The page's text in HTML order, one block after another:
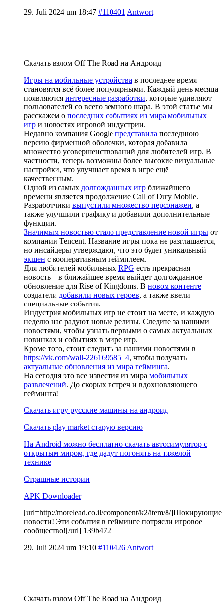
29. Juli 2024 um 18:47 #110401 Antwort
Скачать взлом Off The Road на Андроид
Игры на мобильные устройства в последнее время
становятся всё более популярными. Каждый день месяца
появляются интересные разработки, которые удивляют
пользователей со всего земного шара. В этой статье мы
расскажем о последних событиях из мира мобильных
игр и новостях игровой индустрии.
Недавно компания Google представила последнюю
версию фирменной оболочки, которая добавила
множество усовершенствований для любителей игр. В
частности, теперь возможны более высокие визуальные
настройки, что улучшает время в игре ещё
качественным.
Одной из самых долгожданных игр ближайшего
времени является продолжение Call of Duty Mobile.
Разработчики выпустили множество персонажей, а
также улучшили графику и добавили дополнительные
функции.
Значимым новостью стало представление новой игры от
компании Tencent. Название игры пока не разглашается,
но инсайдеры утверждают, что это будет уникальный
экшен с кооперативным геймплеем.
Для любителей мобильных RPG есть прекрасная
новость – в ближайшее время выйдет долгожданное
обновление для Rise of Kingdoms. В новом контенте
создатели добавили новых героев, а также ввели
специальные события.
Индустрия мобильных игр не стоит на месте, и каждую
неделю нас радуют новые релизы. Следите за нашими
новостями, чтобы узнать первыми о самых актуальных
новинках и событиях в мире игр.
Кроме того, стоит следить за нашими новостями в
https://vk.com/wall-226169585_4, чтобы получать
актуальные обновления из мира гейминга.
На сегодня это все известия из мира мобильных
развлечений. До скорых встреч и вдохновляющего
гейминга!
Скачать игру русские машины на андроид
Скачать play market старую версию
На Android можно бесплатно скачать автосимулятор с
открытым миром, где дадут погонять на тяжелой
технике
Страшные истории
APK Downloader
[url=http://morelead.co.il/component/k2/item/8/]Шокирующие
новости! Эти события в гейминге потрясли игровое
сообщество![/url] 139b472
29. Juli 2024 um 19:10 #110426 Antwort
Скачать взлом Off The Road на Андроид